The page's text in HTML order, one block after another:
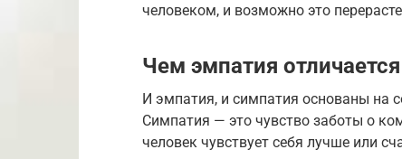
человеком, и возможно это
Чем эмпатия
И эмпатия, и симпатия основаны на
Симпатия — это чувство заботы о
человек чувствует себя лучше или